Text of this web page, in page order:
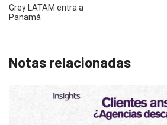
Grey LATAM entra a
Panamá
Notas relacionadas